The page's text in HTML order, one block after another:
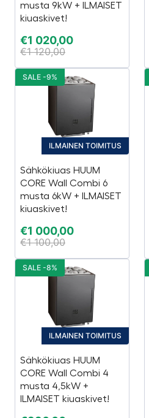
musta 9kW + ILMAISET
kiuaskivet!
€1 020,00
€1 120,00
ILMAINEN TOIMITUS
Sähkökiuas HUUM
CORE Wall Combi 6
musta 6kW + ILMAISET
kiuaskivet!
€1 000,00
€1 100,00
SALE -9%
ILMAINEN TOIMITUS
Sähkökiuas HUUM
CORE Wall Combi 4
musta 4,5kW +
ILMAISET kiuaskivet!
SALE -8%